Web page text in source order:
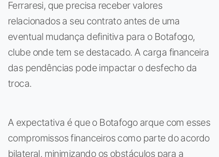
Ferraresi, que precisa receber valores
relacionados a seu contrato antes de uma
eventual mudança definitiva para o Botafogo,
clube onde tem se destacado. A carga financeira
das pendências pode impactar o desfecho da
troca.
A expectativa é que o Botafogo arque com esses
compromissos financeiros como parte do acordo
bilateral, minimizando os obstáculos para a